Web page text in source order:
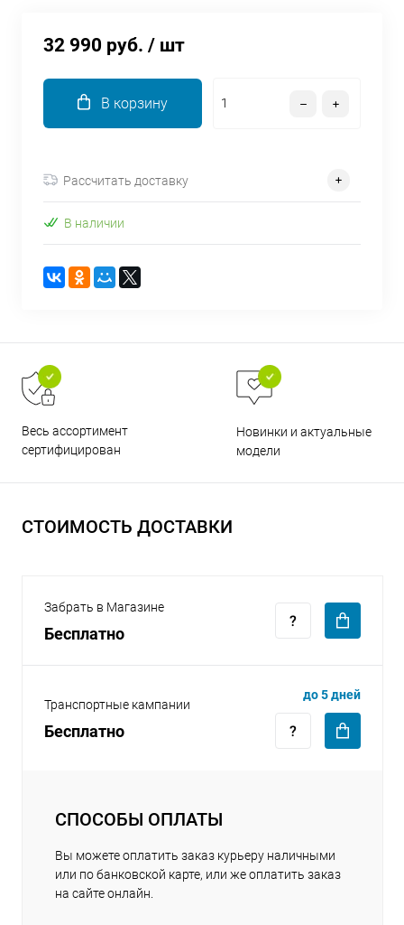
32 990 руб. / шт
В корзину
Рассчитать доставку
В наличии
Весь ассортимент
сертифицирован
Новинки и актуальные
модели
СТОИМОСТЬ ДОСТАВКИ
Забрать в Магазине
Бесплатно
Транспортные кампании
Бесплатно
до 5 дней
СПОСОБЫ ОПЛАТЫ
Вы можете оплатить заказ курьеру наличными
или по банковской карте, или же оплатить заказ
на сайте онлайн.